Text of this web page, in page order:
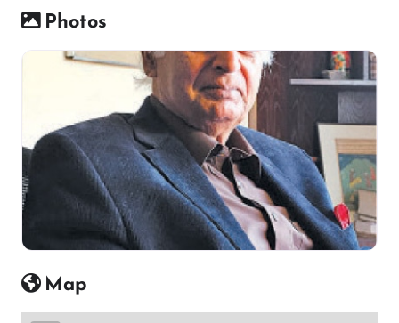
Photos
Map